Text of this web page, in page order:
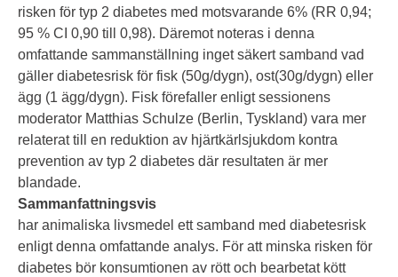
risken för typ 2 diabetes med motsvarande 6% (RR 0,94;
95 % CI 0,90 till 0,98). Däremot noteras i denna
omfattande sammanställning inget säkert samband vad
gäller diabetesrisk för fisk (50g/dygn), ost(30g/dygn) eller
ägg (1 ägg/dygn). Fisk förefaller enligt sessionens
moderator Matthias Schulze (Berlin, Tyskland) vara mer
relaterat till en reduktion av hjärtkärlsjukdom kontra
prevention av typ 2 diabetes där resultaten är mer
blandade.
Sammanfattningsvis
har animaliska livsmedel ett samband med diabetesrisk
enligt denna omfattande analys. För att minska risken för
diabetes bör konsumtionen av rött och bearbetat kött